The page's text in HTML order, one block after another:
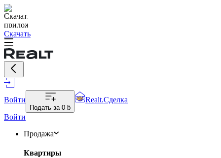
Скачать
Войти
Подать за 0 ƃ
Realt.Сделка
Войти
Продажа
Квартиры